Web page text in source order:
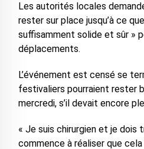
Les autorités locales
rester sur place jusqu’à ce
suffisamment solide et sûr »
déplacements.
L’événement est censé se
festivaliers pourraient rester
mercredi, s’il devait encore
« Je suis chirurgien et je dois
commence à réaliser que